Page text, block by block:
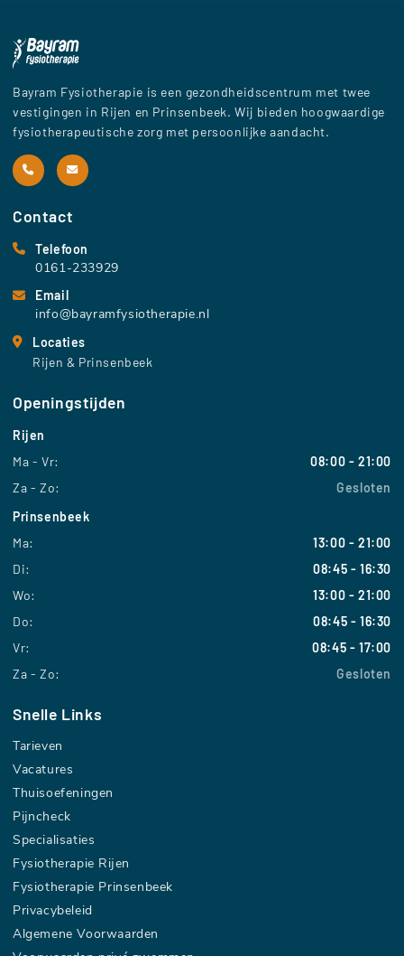
Bayram Fysiotherapie is een gezondheidscentrum met twee
vestigingen in Rijen en Prinsenbeek. Wij bieden hoogwaardige
fysiotherapeutische zorg met persoonlijke aandacht.
Contact
Telefoon
0161-233929
Email
info@bayramfysiotherapie.nl
Locaties
Rijen & Prinsenbeek
Openingstijden
Rijen
Ma - Vr:
08:00 - 21:00
Za - Zo:
Gesloten
Prinsenbeek
Ma:
13:00 - 21:00
Di:
08:45 - 16:30
Wo:
13:00 - 21:00
Do:
08:45 - 16:30
Vr:
08:45 - 17:00
Za - Zo:
Gesloten
Snelle Links
Tarieven
Vacatures
Thuisoefeningen
Pijncheck
Specialisaties
Fysiotherapie Rijen
Fysiotherapie Prinsenbeek
Privacybeleid
Algemene Voorwaarden